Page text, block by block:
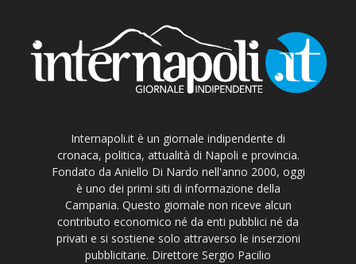
Internapoli.it è un giornale indipendente di
cronaca, politica, attualità di Napoli e provincia.
Fondato da Aniello Di Nardo nell'anno 2000, oggi
è uno dei primi siti di informazione della
Campania. Questo giornale non riceve alcun
contributo economico né da enti pubblici né da
privati e si sostiene solo attraverso le inserzioni
pubblicitarie. Direttore Sergio Pacilio